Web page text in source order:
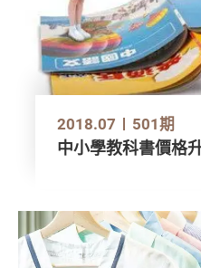
2018.07 501期
中小學教科書價格